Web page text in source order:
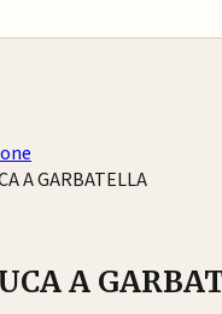
A GARBATELLA
A